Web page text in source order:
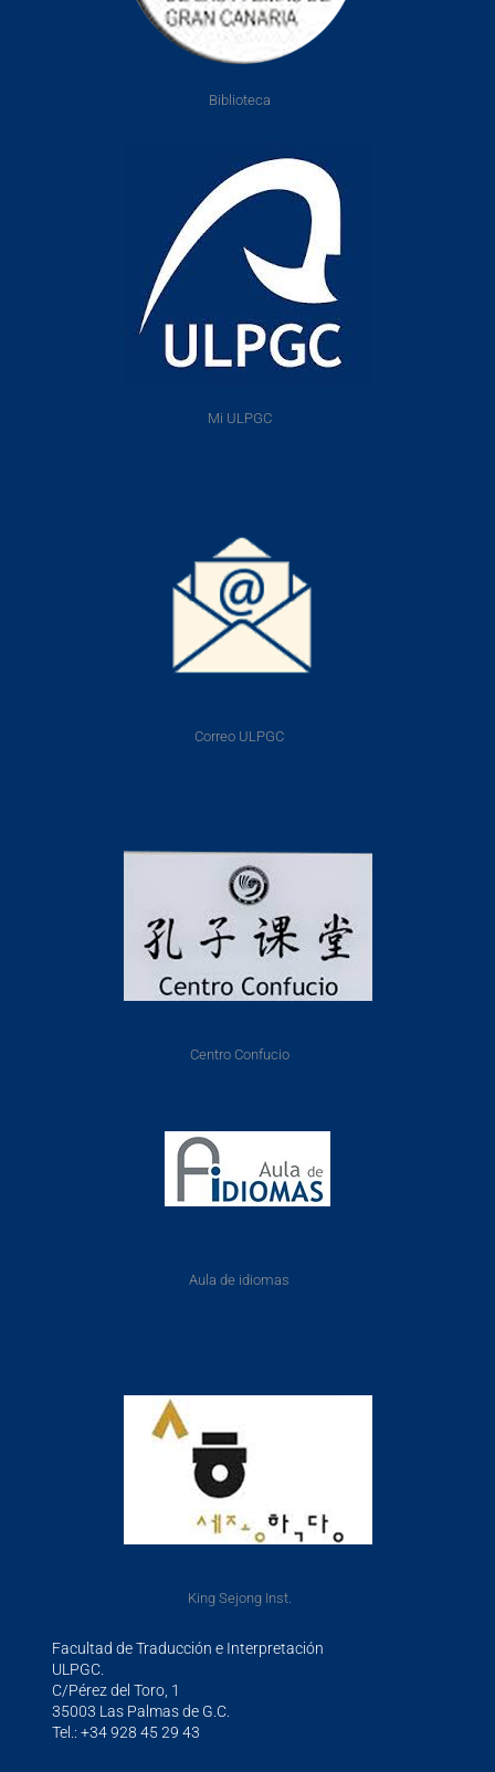
Biblioteca
Mi ULPGC
Correo ULPGC
Centro Confucio
Aula de idiomas
King Sejong Inst.
Facultad de Traducción e Interpretación
ULPGC.
C/Pérez del Toro, 1
35003 Las Palmas de G.C.
Tel.: +34 928 45 29 43